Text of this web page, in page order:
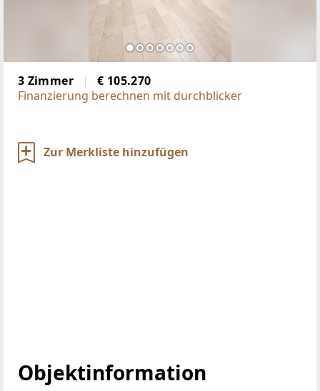
3 Zimmer
€ 105.270
Finanzierung berechnen mit durchblicker
Zur Merkliste hinzufügen
Objektinformation